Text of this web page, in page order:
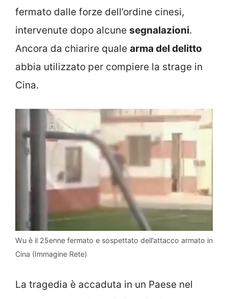
fermato dalle forze dell’ordine cinesi,
intervenute dopo alcune segnalazioni.
Ancora da chiarire quale arma del delitto
abbia utilizzato per compiere la strage in
Cina.
Wu è il 25enne fermato e sospettato dell’attacco armato in
Cina (Immagine Rete)
La tragedia è accaduta in un Paese nel